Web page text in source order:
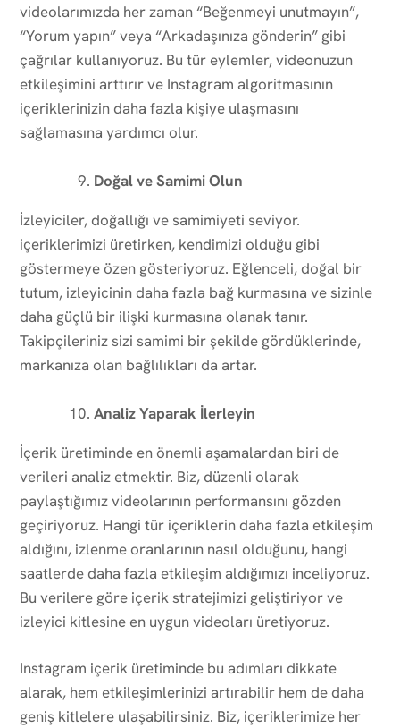
videolarımızda her zaman “Beğenmeyi unutmayın”,
“Yorum yapın” veya “Arkadaşınıza gönderin” gibi
çağrılar kullanıyoruz. Bu tür eylemler, videonuzun
etkileşimini arttırır ve Instagram algoritmasının
içeriklerinizin daha fazla kişiye ulaşmasını
sağlamasına yardımcı olur.
Doğal ve Samimi Olun
İzleyiciler, doğallığı ve samimiyeti seviyor.
içeriklerimizi üretirken, kendimizi olduğu gibi
göstermeye özen gösteriyoruz. Eğlenceli, doğal bir
tutum, izleyicinin daha fazla bağ kurmasına ve sizinle
daha güçlü bir ilişki kurmasına olanak tanır.
Takipçileriniz sizi samimi bir şekilde gördüklerinde,
markanıza olan bağlılıkları da artar.
Analiz Yaparak İlerleyin
İçerik üretiminde en önemli aşamalardan biri de
verileri analiz etmektir. Biz, düzenli olarak
paylaştığımız videolarının performansını gözden
geçiriyoruz. Hangi tür içeriklerin daha fazla etkileşim
aldığını, izlenme oranlarının nasıl olduğunu, hangi
saatlerde daha fazla etkileşim aldığımızı inceliyoruz.
Bu verilere göre içerik stratejimizi geliştiriyor ve
izleyici kitlesine en uygun videoları üretiyoruz.
Instagram içerik üretiminde bu adımları dikkate
alarak, hem etkileşimlerinizi artırabilir hem de daha
geniş kitlelere ulaşabilirsiniz. Biz, içeriklerimize her